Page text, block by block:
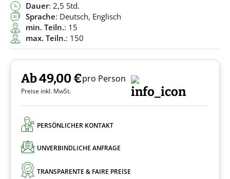
Dauer: 2,5 Std.
Sprache: Deutsch, Englisch
min. Teiln.: 15
max. Teiln.: 150
Ab 49,00 €pro Person
Preise inkl. MwSt.
PERSÖNLICHER KONTAKT
UNVERBINDLICHE ANFRAGE
TRANSPARENTE & FAIRE PREISE